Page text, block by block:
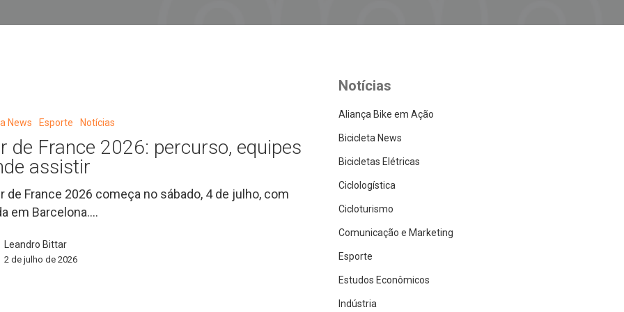
News Esporte Notícias
de France 2026: percurso, equipes
assistir
de France 2026 começa no sábado, 4 de julho, com
em Barcelona.…
Leandro Bittar
2 de julho de 2026
Notícias
Aliança Bike em Ação
Bicicleta News
Bicicletas Elétricas
Ciclologística
Cicloturismo
Comunicação e Marketing
Esporte
Estudos Econômicos
Indústria